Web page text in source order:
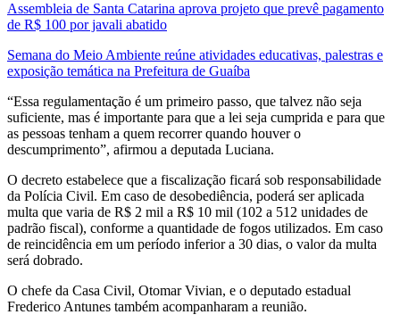
Assembleia de Santa Catarina aprova projeto que prevê pagamento
de R$ 100 por javali abatido
Semana do Meio Ambiente reúne atividades educativas, palestras e
exposição temática na Prefeitura de Guaíba
“Essa regulamentação é um primeiro passo, que talvez não seja
suficiente, mas é importante para que a lei seja cumprida e para que
as pessoas tenham a quem recorrer quando houver o
descumprimento”, afirmou a deputada Luciana.
O decreto estabelece que a fiscalização ficará sob responsabilidade
da Polícia Civil. Em caso de desobediência, poderá ser aplicada
multa que varia de R$ 2 mil a R$ 10 mil (102 a 512 unidades de
padrão fiscal), conforme a quantidade de fogos utilizados. Em caso
de reincidência em um período inferior a 30 dias, o valor da multa
será dobrado.
O chefe da Casa Civil, Otomar Vivian, e o deputado estadual
Frederico Antunes também acompanharam a reunião.